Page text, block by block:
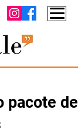
pacote de